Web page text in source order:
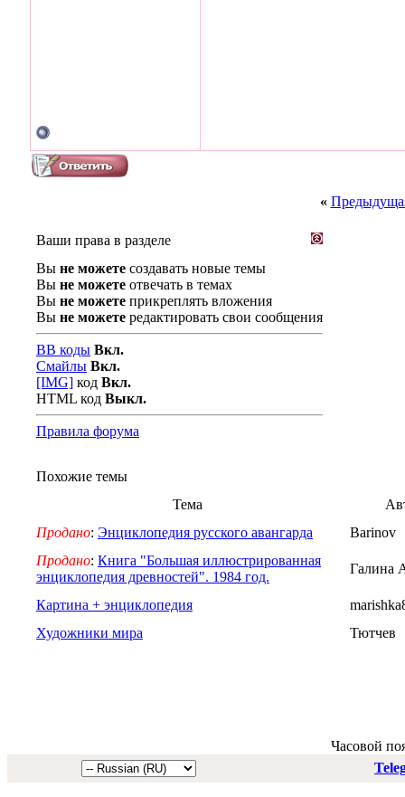
«
Ваши права в разделе
Вы не можете создавать новые темы
Вы не можете отвечать в темах
Вы не можете прикреплять вложения
Вы не можете редактировать свои сообщения
BB коды Вкл.
Смайлы Вкл.
[IMG] код Вкл.
HTML код Выкл.
Правила форума
Похожие темы
Тема
Продано: Энциклопедия русского авангарда
Barinov
Продано: Книга "Большая иллюстрированная
энциклопедия древностей". 1984 год.
Галина
Картина + энциклопедия
Художники мира
Тютчев
Часовой